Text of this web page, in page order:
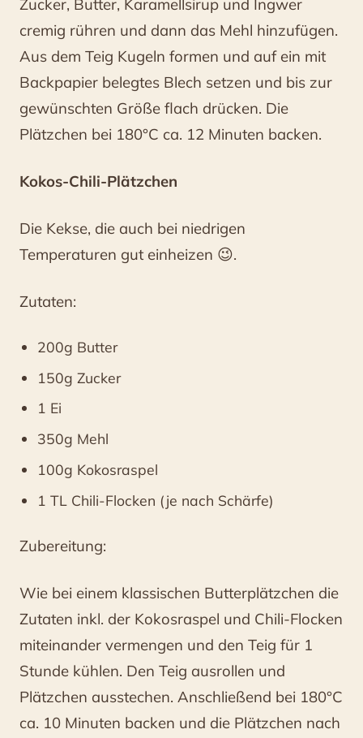
Zucker, Butter, Karamellsirup und Ingwer
cremig rühren und dann das Mehl hinzufügen.
Aus dem Teig Kugeln formen und auf ein mit
Backpapier belegtes Blech setzen und bis zur
gewünschten Größe flach drücken. Die
Plätzchen bei 180°C ca. 12 Minuten backen.
Kokos-Chili-Plätzchen
Die Kekse, die auch bei niedrigen
Temperaturen gut einheizen 😉.
Zutaten:
200g Butter
150g Zucker
1 Ei
350g Mehl
100g Kokosraspel
1 TL Chili-Flocken (je nach Schärfe)
Zubereitung:
Wie bei einem klassischen Butterplätzchen die
Zutaten inkl. der Kokosraspel und Chili-Flocken
miteinander vermengen und den Teig für 1
Stunde kühlen. Den Teig ausrollen und
Plätzchen ausstechen. Anschließend bei 180°C
ca. 10 Minuten backen und die Plätzchen nach